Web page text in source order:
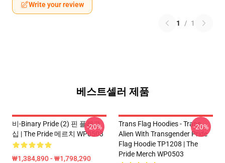
Write your review
1 / 1
베스트셀러 제품
비-Binary Pride (2) 핀 플래그
십 | The Pride 메르치 WP0503
₩1,384,890 - ₩1,798,290
-20%
Trans Flag Hoodies - Trans
Alien With Transgender Pride
Flag Hoodie TP1208 | The
Pride Merch WP0503
-20%